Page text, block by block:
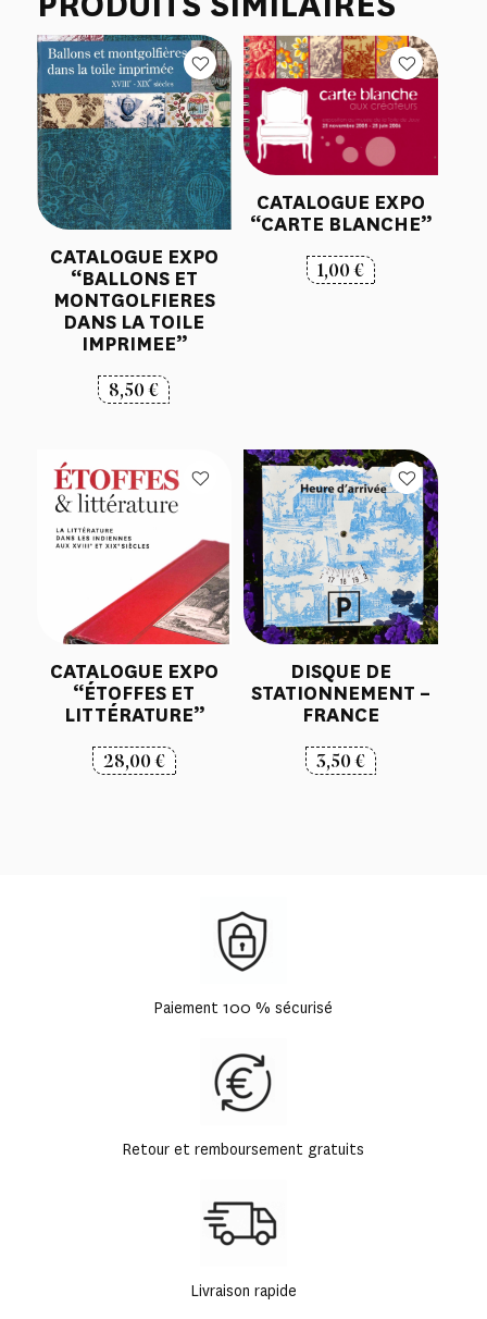
CATALOGUE EXPO
“BALLONS ET
MONTGOLFIERES
DANS LA TOILE
IMPRIMEE”
8,50€
CATALOGUE EXPO
“CARTE BLANCHE”
1,00€
CATALOGUE EXPO
“ÉTOFFES ET
LITTÉRATURE”
28,00€
DISQUE DE
STATIONNEMENT –
FRANCE
3,50€
Paiement 100 % sécurisé
Retour et remboursement gratuits
Livraison rapide